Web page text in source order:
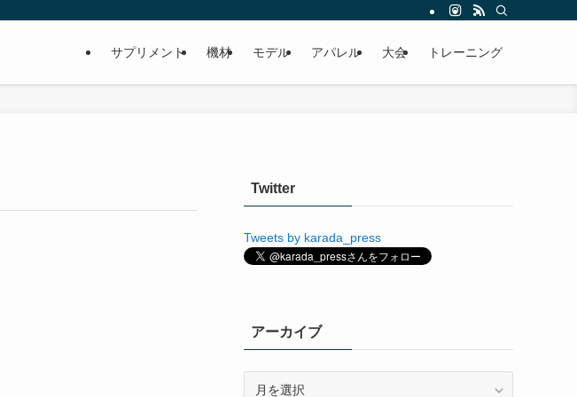
サプリメント 機材 モデル アパレル 大会 トレーニング
Twitter
Tweets by karada_press
アーカイブ